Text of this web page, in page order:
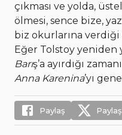
çıkması ve yolda,
ölmesi, sence bize,
biz okurlarına
Eğer Tolstoy yeniden
Barış’a ayırdığı
Anna Karenina’yı
Paylaş Paylaş